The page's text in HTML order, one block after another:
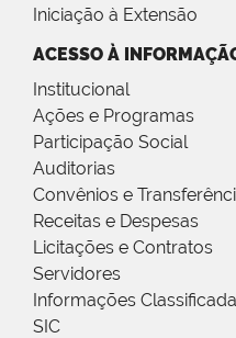
Iniciação à Extensão
ACESSO À
Institucional
Ações e Programas
Participação Social
Auditorias
Convênios e
Receitas e Despesas
Licitações e Contratos
Servidores
Informações
SIC